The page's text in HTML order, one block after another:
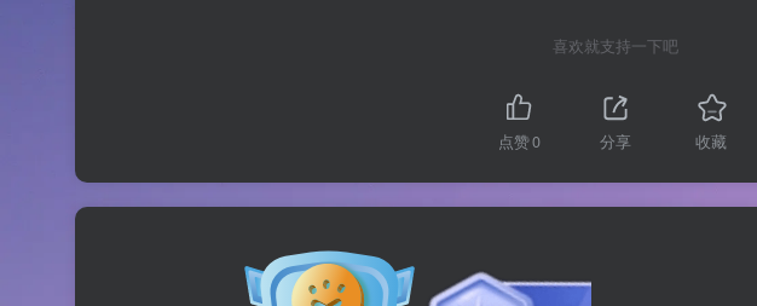
喜欢就支持一下吧
点赞0 分享 收藏